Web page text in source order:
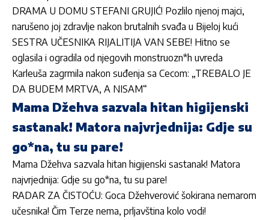
DRAMA U DOMU STEFANI GRUJIĆ! Pozlilo njenoj majci,
narušeno joj zdravlje nakon brutalnih svađa u Bijeloj kući
SESTRA UČESNIKA RIJALITIJA VAN SEBE! Hitno se
oglasila i ogradila od njegovih monstruozn*h uvreda
Karleuša zagrmila nakon suđenja sa Cecom: „TREBALO JE
DA BUDEM MRTVA, A NISAM“
Mama Džehva sazvala hitan higijenski
sastanak! Matora najvrjednija: Gdje su
go*na, tu su pare!
Mama Džehva sazvala hitan higijenski sastanak! Matora
najvrjednija: Gdje su go*na, tu su pare!
RADAR ZA ČISTOĆU: Goca Džehverović šokirana nemarom
učesnika! Čim Terze nema, prljavština kolo vodi!